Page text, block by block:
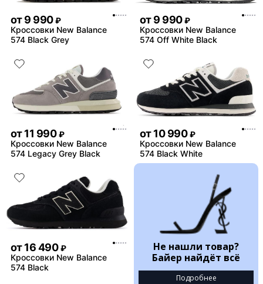
от9 990 ₽
Кроссовки New Balance
574 Black Grey
от9 990 ₽
Кроссовки New Balance
574 Off White Black
от11 990 ₽
Кроссовки New Balance
574 Legacy Grey Black
от10 990 ₽
Кроссовки New Balance
574 Black White
от16 490 ₽
Кроссовки New Balance
574 Black
Не нашли товар?
Байер найдёт всё
Подробнее